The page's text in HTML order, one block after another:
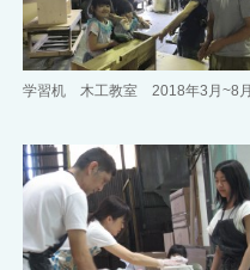
学習机 木工教室 2018年3月~8月